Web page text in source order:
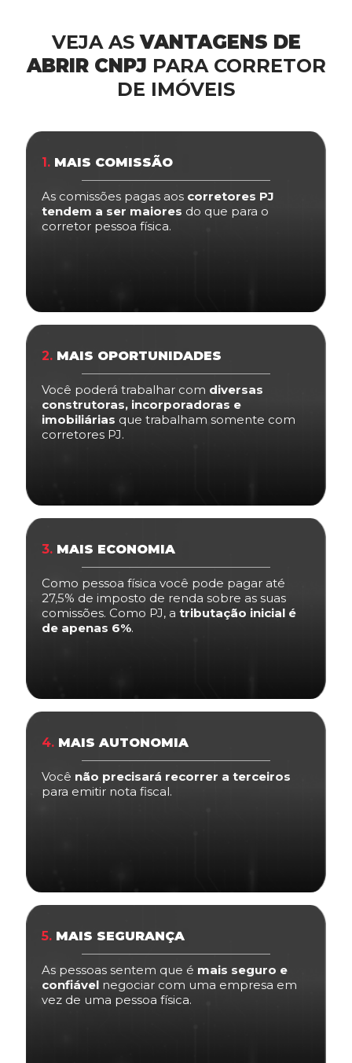
VEJA ASVANTAGENS DE
ABRIR CNPJ PARA CORRETOR
DE IMÓVEIS
1. MAIS COMISSÃO
As comissões pagas aos corretores PJ
tendem a ser maiores do que para o
corretor pessoa física.
2. MAIS OPORTUNIDADES
Você poderá trabalhar com diversas
construtoras, incorporadoras e
imobiliárias que trabalham somente com
corretores PJ.
3. MAIS ECONOMIA
Como pessoa física você pode pagar até
27,5% de imposto de renda sobre as suas
comissões. Como PJ, a tributação inicial é
de apenas 6%.
4. MAIS AUTONOMIA
Você não precisará recorrer a terceiros
para emitir nota fiscal.
5. MAIS SEGURANÇA
As pessoas sentem que é mais seguro e
confiável negociar com uma empresa em
vez de uma pessoa física.